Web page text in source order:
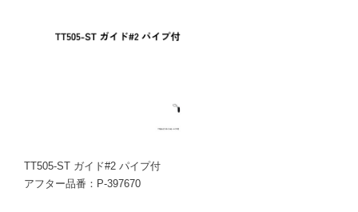
TT505-ST ガイド#2 パイプ付
アフター品番：P-397670